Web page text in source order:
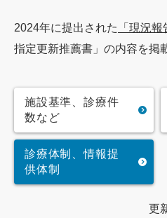
2024年に提出された 「現況報
指定更新推薦書」の内容を掲
施設基準、診療件
数など
診療体制、情報提
供体制
更